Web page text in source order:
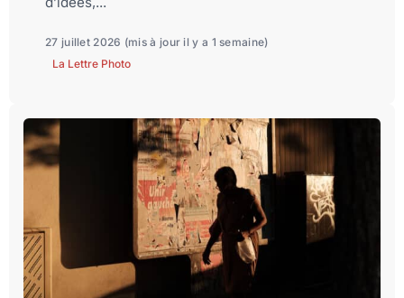
27 juillet 2026 (mis à jour il y a 1 semaine)
La Lettre Photo